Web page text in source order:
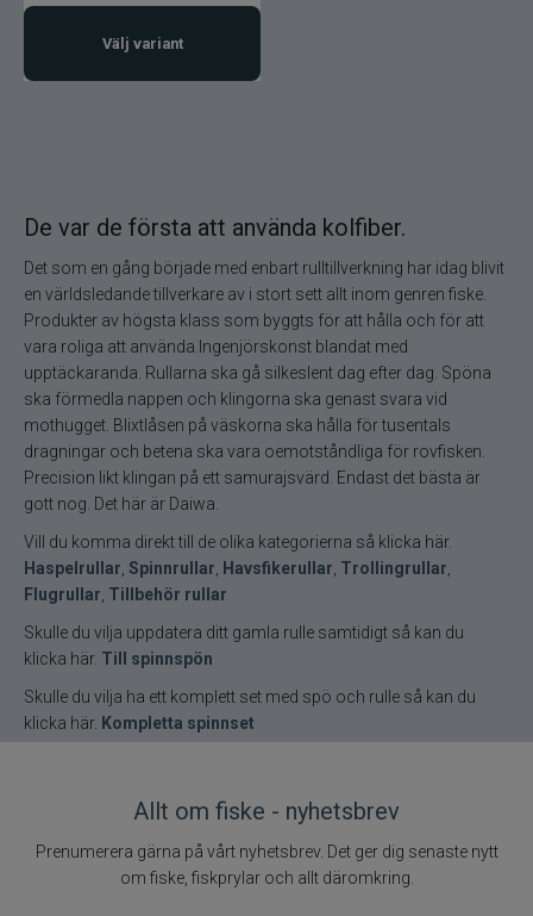
Välj variant
De var de första att använda kolfiber.
Det som en gång började med enbart rulltillverkning har idag blivit
en världsledande tillverkare av i stort sett allt inom genren fiske.
Produkter av högsta klass som byggts för att hålla och för att
vara roliga att använda.Ingenjörskonst blandat med
upptäckaranda. Rullarna ska gå silkeslent dag efter dag. Spöna
ska förmedla nappen och klingorna ska genast svara vid
mothugget. Blixtlåsen på väskorna ska hålla för tusentals
dragningar och betena ska vara oemotståndliga för rovfisken.
Precision likt klingan på ett samurajsvärd. Endast det bästa är
gott nog. Det här är Daiwa.
Vill du komma direkt till de olika kategorierna så klicka här.
Haspelrullar, Spinnrullar, Havsfikerullar, Trollingrullar,
Flugrullar, Tillbehör rullar
Skulle du vilja uppdatera ditt gamla rulle samtidigt så kan du
klicka här. Till spinnspön
Skulle du vilja ha ett komplett set med spö och rulle så kan du
klicka här. Kompletta spinnset
Allt om fiske - nyhetsbrev
Prenumerera gärna på vårt nyhetsbrev. Det ger dig senaste nytt
om fiske, fiskprylar och allt däromkring.